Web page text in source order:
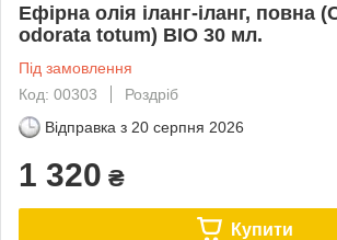
Ефірна олія іланг-іланг, повна
odorata totum) BIO 30 мл.
Під замовлення
Код: 00303
Роздріб
Відправка з 20 серпня 2026
1 320 ₴
Купити